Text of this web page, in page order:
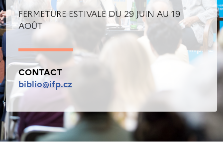
FERMETURE ESTIVALE DU 29 JUIN AU 19
AOÛT
CONTACT
biblio@ifp.cz